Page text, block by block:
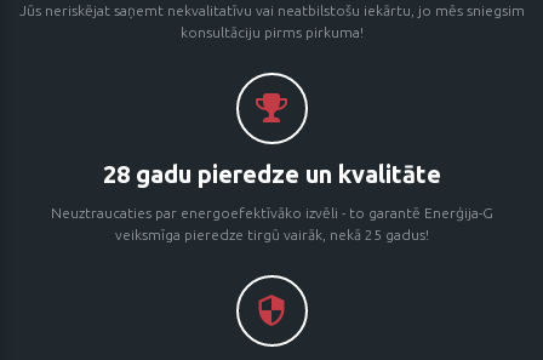
Jūs neriskējat saņemt nekvalitatīvu vai neatbilstošu iekārtu, jo mēs sniegsim
konsultāciju pirms pirkuma!
28 gadu pieredze un kvalitāte
Neuztraucaties par energoefektīvāko izvēli - to garantē Enerģija-G
veiksmīga pieredze tirgū vairāk, nekā 25 gadus!